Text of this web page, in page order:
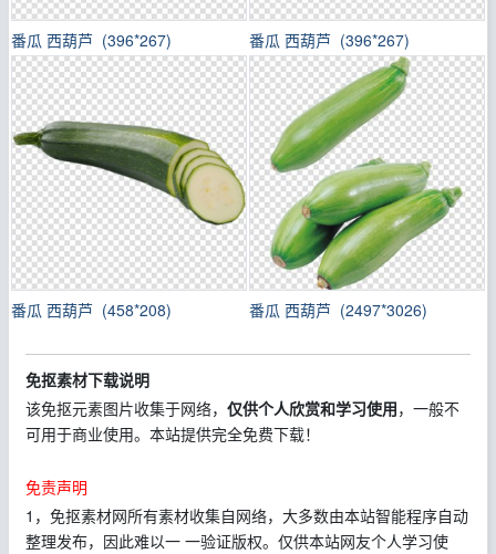
番瓜 西葫芦 (396*267) 番瓜 西葫芦 (396*267)
番瓜 西葫芦 (458*208) 番瓜 西葫芦 (2497*3026)
免抠素材下载说明
该免抠元素图片收集于网络，仅供个人欣赏和学习使用，一般不
可用于商业使用。本站提供完全免费下载！
免责声明
1，免抠素材网所有素材收集自网络，大多数由本站智能程序自动
整理发布，因此难以一 一验证版权。仅供本站网友个人学习使